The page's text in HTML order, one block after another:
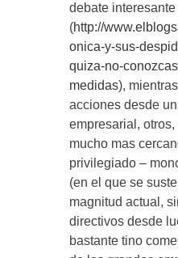
debate interesante
(http://
onica-y-sus-
quiza-no-
medidas),
acciones desde
empresarial,
mucho mas
privilegiado –
(en el que se
magnitud actual,
directivos desde
bastante tino